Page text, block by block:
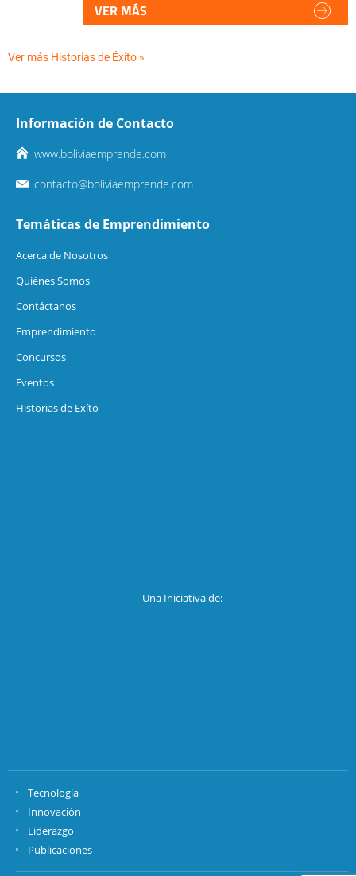
VER MÁS
Ver más Historias de Éxito »
Información de Contacto
www.boliviaemprende.com
contacto@boliviaemprende.com
Temáticas de Emprendimiento
Acerca de Nosotros
Quiénes Somos
Contáctanos
Emprendimiento
Concursos
Eventos
Historias de Exíto
Una Iniciativa de:
Tecnología
Innovación
Liderazgo
Publicaciones